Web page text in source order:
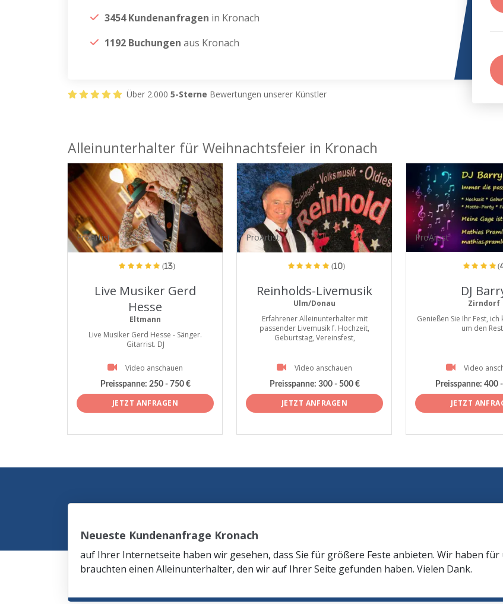
3454 Kundenanfragen in Kronach
1192 Buchungen aus Kronach
Über 2.000 5-Sterne Bewertungen unserer Künstler
Alleinunterhalter für Weihnachtsfeier in Kronach
ProArtist
(13)
Live Musiker Gerd
Hesse
Eltmann
Live Musiker Gerd Hesse - Sänger.
Gitarrist. DJ
Video anschauen
Preisspanne: 250 - 750 €
JETZT ANFRAGEN
ProArtist
(10)
Reinholds-Livemusik
Ulm/Donau
Erfahrener Alleinunterhalter mit
passender Livemusik f. Hochzeit,
Geburtstag, Vereinsfest,
Video anschauen
Preisspanne: 300 - 500 €
JETZT ANFRAGEN
ProArtist
DJ
Zirndorf
Genießen Sie Ihr Fest,
um den
Video
Preisspanne: 400
JETZT
Neueste Kundenanfrage Kronach
auf Ihrer Internetseite haben wir gesehen, dass Sie für größere Feste anbieten. Wir haben
brauchten einen Alleinunterhalter, den wir auf Ihrer Seite gefunden haben. Vielen Dank.